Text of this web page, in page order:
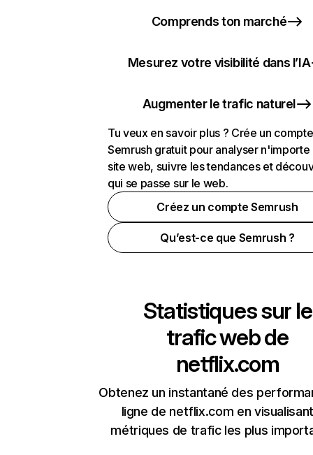
Comprends ton marché
Mesurez votre visibilité dans l’IA
Augmenter le trafic naturel
Tu veux en savoir plus ? Crée un compte
Semrush gratuit pour analyser n'importe
site web, suivre les tendances et
qui se passe sur le web.
Créez un compte Semrush
Qu’est-ce que Semrush ?
Statistiques sur le
trafic web de
netflix.com
Obtenez un instantané des
ligne de netflix.com en
métriques de trafic les plus